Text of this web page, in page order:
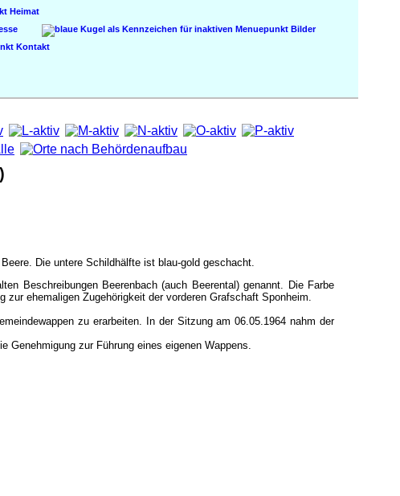
Heimat
Bilder
Kontakt
Die untere Schildhälfte ist blau-gold geschacht.
Beschreibungen Beerenbach (auch Beerental) genannt. Die Farbe
ehemaligen Zugehörigkeit der vorderen Grafschaft Sponheim.
zu erarbeiten. In der Sitzung am 06.05.1964 nahm der
Genehmigung zur Führung eines eigenen Wappens.